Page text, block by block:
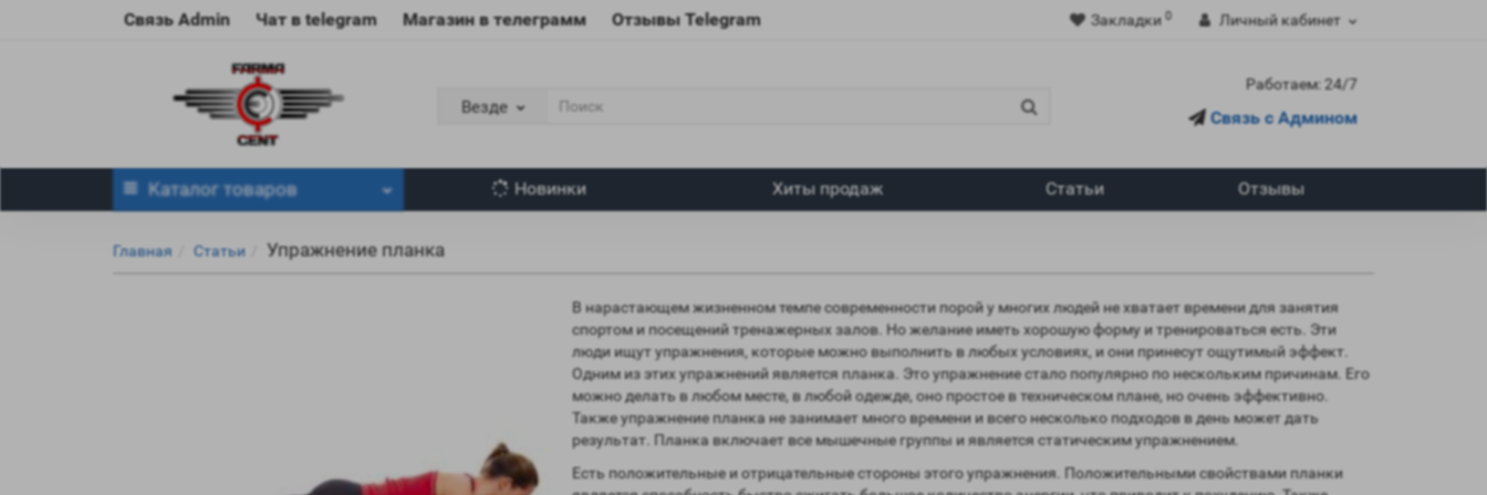
Связь Admin Чат в telegram Магазин в телеграмм Отзывы Telegram Закладки 0 Личный кабинет
Везде
Работаем: 24/7
Связь с Админом
Каталог товаров Новинки Хиты продаж Статьи Отзывы
Главная Статьи Упражнение планка
В нарастающем жизненном темпе современности порой у многих людей не хватает времени для занятия
спортом и посещений тренажерных залов. Но желание иметь хорошую форму и тренироваться есть. Эти
люди ищут упражнения, которые можно выполнить в любых условиях, и они принесут ощутимый эффект.
Одним из этих упражнений является планка. Это упражнение стало популярно по нескольким причинам. Его
можно делать в любом месте, в любой одежде, оно простое в техническом плане, но очень эффективно.
Также упражнение планка не занимает много времени и всего несколько подходов в день может дать
результат. Планка включает все мышечные группы и является статическим упражнением.
Есть положительные и отрицательные стороны этого упражнения. Положительными свойствами планки